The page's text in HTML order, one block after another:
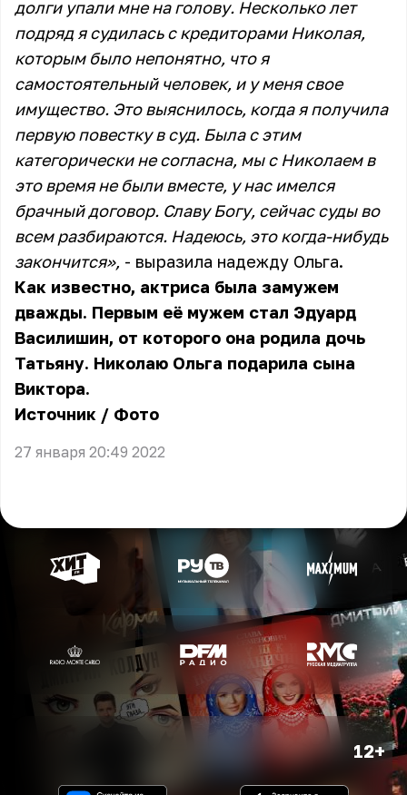
долги упали мне на голову. Несколько лет
подряд я судилась с кредиторами Николая,
которым было непонятно, что я
самостоятельный человек, и у меня свое
имущество. Это выяснилось, когда я получила
первую повестку в суд. Была с этим
категорически не согласна, мы с Николаем в
это время не были вместе, у нас имелся
брачный договор. Славу Богу, сейчас суды во
всем разбираются. Надеюсь, это когда-нибудь
закончится», - выразила надежду Ольга.
Как известно, актриса была замужем
дважды. Первым её мужем стал Эдуард
Василишин, от которого она родила дочь
Татьяну. Николаю Ольга подарила сына
Виктора.
Источник / Фото
27 января 20:49 2022
12+